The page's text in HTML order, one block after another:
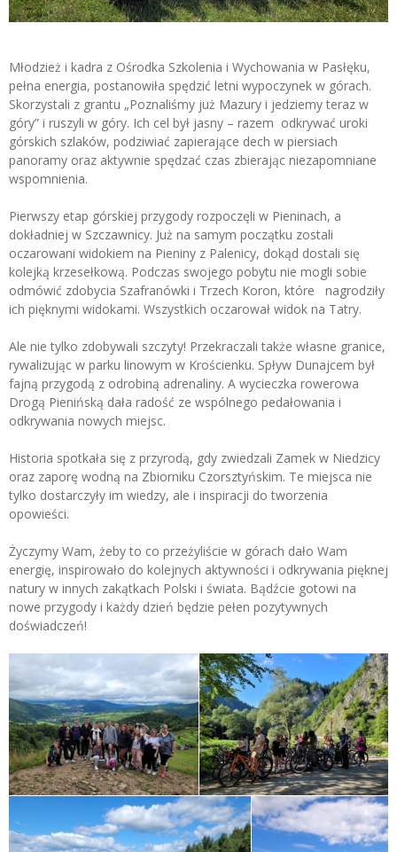
Młodzież i kadra z Ośrodka Szkolenia i Wychowania w Pasłęku,
pełna energia, postanowiła spędzić letni wypoczynek w górach.
Skorzystali z grantu „Poznaliśmy już Mazury i jedziemy teraz w
góry” i ruszyli w góry. Ich cel był jasny – razem odkrywać uroki
górskich szlaków, podziwiać zapierające dech w piersiach
panoramy oraz aktywnie spędzać czas zbierając niezapomniane
wspomnienia.
Pierwszy etap górskiej przygody rozpoczęli w Pieninach, a
dokładniej w Szczawnicy. Już na samym początku zostali
oczarowani widokiem na Pieniny z Palenicy, dokąd dostali się
kolejką krzesełkową. Podczas swojego pobytu nie mogli sobie
odmówić zdobycia Szafranówki i Trzech Koron, które nagrodziły
ich pięknymi widokami. Wszystkich oczarował widok na Tatry.
Ale nie tylko zdobywali szczyty! Przekraczali także własne granice,
rywalizując w parku linowym w Krościenku. Spływ Dunajcem był
fajną przygodą z odrobiną adrenaliny. A wycieczka rowerowa
Drogą Pienińską dała radość ze wspólnego pedałowania i
odkrywania nowych miejsc.
Historia spotkała się z przyrodą, gdy zwiedzali Zamek w Niedzicy
oraz zaporę wodną na Zbiorniku Czorsztyńskim. Te miejsca nie
tylko dostarczyły im wiedzy, ale i inspiracji do tworzenia
opowieści.
Życzymy Wam, żeby to co przeżyliście w górach dało Wam
energię, inspirowało do kolejnych aktywności i odkrywania pięknej
natury w innych zakątkach Polski i świata. Bądźcie gotowi na
nowe przygody i każdy dzień będzie pełen pozytywnych
doświadczeń!